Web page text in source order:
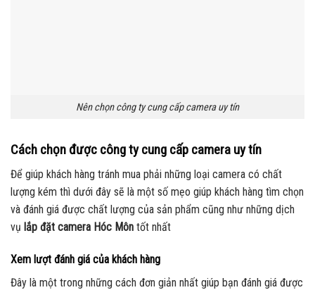
Nên chọn công ty cung cấp camera uy tín
Cách chọn được công ty cung cấp camera uy tín
Để giúp khách hàng tránh mua phải những loại camera có chất
lượng kém thì dưới đây sẽ là một số mẹo giúp khách hàng tìm chọn
và đánh giá được chất lượng của sản phẩm cũng như những dịch
vụ lắp đặt camera Hóc Môn tốt nhất
Xem lượt đánh giá của khách hàng
Đây là một trong những cách đơn giản nhất giúp bạn đánh giá được